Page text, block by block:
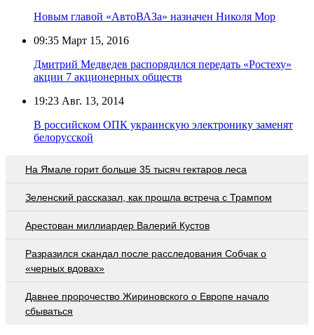
Новым главой «АвтоВАЗа» назначен Николя Мор
09:35 Март 15, 2016
Дмитрий Медведев распорядился передать «Ростеху»
акции 7 акционерных обществ
19:23 Авг. 13, 2014
В российском ОПК украинскую электронику заменят
белорусской
На Ямале горит больше 35 тысяч гектаров леса
Зеленский рассказал, как прошла встреча с Трампом
Арестован миллиардер Валерий Кустов
Разразился скандал после расследования Собчак о
«черных вдовах»
Давнее пророчество Жириновского о Европе начало
сбываться